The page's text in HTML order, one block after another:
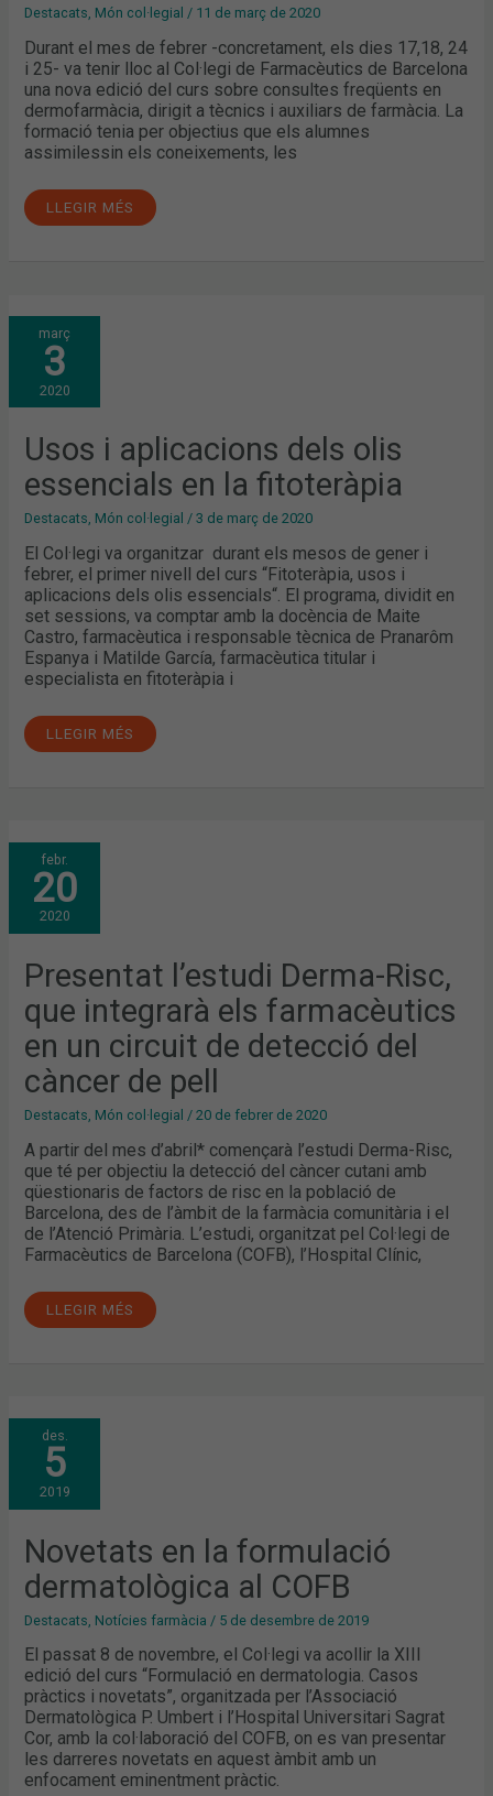
Destacats, Món col·legial / 11 de març de 2020
Durant el mes de febrer -concretament, els dies 17,18, 24
i 25- va tenir lloc al Col·legi de Farmacèutics de Barcelona
una nova edició del curs sobre consultes freqüents en
dermofarmàcia, dirigit a tècnics i auxiliars de farmàcia. La
formació tenia per objectius que els alumnes
assimilessin els coneixements, les
LLEGIR MÉS
març
3
2020
Usos i aplicacions dels olis
essencials en la fitoteràpia
Destacats, Món col·legial /3 de març de 2020
El Col·legi va organitzar durant els mesos de gener i
febrer, el primer nivell del curs “Fitoteràpia, usos i
aplicacions dels olis essencials“. El programa, dividit en
set sessions, va comptar amb la docència de Maite
Castro, farmacèutica i responsable tècnica de Pranarôm
Espanya i Matilde García, farmacèutica titular i
especialista en fitoteràpia i
USOS
I
APLICACIONS
DELS
OLIS
ESSENCIALS
EN
FITOTERÀPIA
LLEGIR MÉS
febr.
20
2020
Presentat l’estudi Derma-Risc,
que integrarà els farmacèutics
en un circuit de detecció del
càncer de pell
Destacats Món col·legial /20 de febrer de 2020
A partir del mes d’abril* començarà l’estudi Derma-Risc,
que té per objectiu la detecció del càncer cutani amb
qüestionaris de factors de risc en la població de
Barcelona, des de l’àmbit de la farmàcia comunitària i el
de l’Atenció Primària. L’estudi, organitzat pel Col·legi de
Farmacèutics de Barcelona (COFB), l’Hospital Clínic,
PRESENTAT
L’ESTUDI
DERMA-
RISC,
QUE
INTEGRARÀ
ELS
UN
CIRCUIT
DE
DETECCIÓ
CÀNCER
DE
PELL
LLEGIR MÉS
des.
5
2019
Novetats en la formulació
dermatològica al COFB
Destacats Notícies farmàcia / 5 de desembre de 2019
El passat 8 de novembre, el Col·legi va acollir la XIII
edició del curs “Formulació en dermatologia. Casos
pràctics i novetats”, organitzada per l’Associació
Dermatològica P. Umbert i l’Hospital Universitari Sagrat
Cor, amb la col·laboració del COFB, on es van presentar
les darreres novetats en aquest àmbit amb un
enfocament eminentment pràctic.
NOVETATS
EN
LA
FORMULACIÓ
DERMATOLÒGICA
AL
COFB